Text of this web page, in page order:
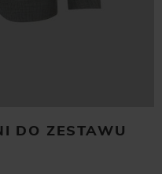
DO ZESTAWU